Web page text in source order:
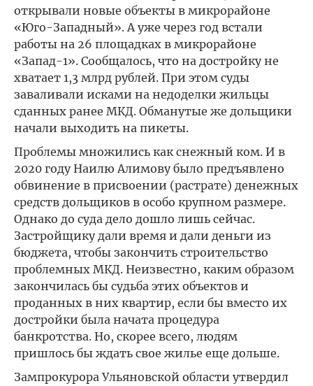
открывали новые объекты в микрорайоне
«Юго-Западный». А уже через год встали
работы на 26 площадках в микрорайоне
«Запад-1». Сообщалось, что на достройку не
хватает 1,3 млрд рублей. При этом суды
заваливали исками на недоделки жильцы
сданных ранее МКД. Обманутые же дольщики
начали выходить на пикеты.
Проблемы множились как снежный ком. И в
2020 году Наилю Алимову было предъявлено
обвинение в присвоении (растрате) денежных
средств дольщиков в особо крупном размере.
Однако до суда дело дошло лишь сейчас.
Застройщику дали время и дали деньги из
бюджета, чтобы закончить строительство
проблемных МКД. Неизвестно, каким образом
закончилась бы судьба этих объектов и
проданных в них квартир, если бы вместо их
достройки была начата процедура
банкротства. Но, скорее всего, людям
пришлось бы ждать свое жилье еще дольше.
Зампрокурора Ульяновской области утвердил